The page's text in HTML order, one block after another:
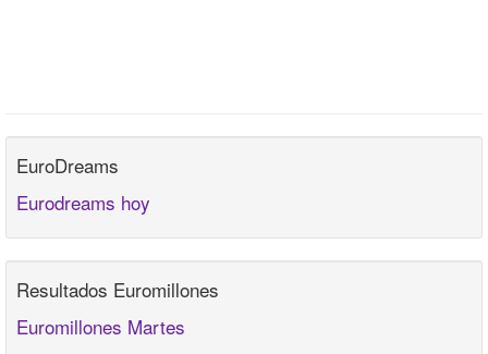
EuroDreams
Eurodreams hoy
Resultados Euromillones
Euromillones Martes